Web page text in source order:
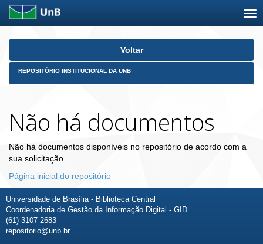
Skip
Voltar
REPOSITÓRIO INSTITUCIONAL DA UNB
Não há documentos
Não há documentos disponíveis no repositório de acordo com a
sua solicitação.
Página inicial do repositório
Universidade de Brasília - Biblioteca Central
Coordenadoria de Gestão da Informação Digital - GID
(61) 3107-2683
repositorio@unb.br